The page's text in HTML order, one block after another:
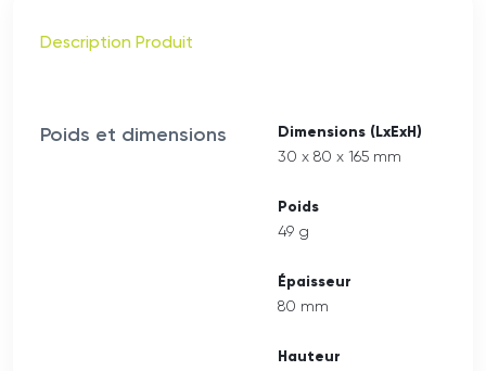
Description Produit
Poids et dimensions Dimensions (LxExH)
30 x 80 x 165 mm
Poids
49 g
Épaisseur
80 mm
Hauteur